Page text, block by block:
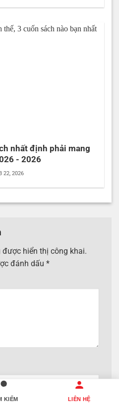
nhất định phải mang
- 2026
22, 2026
được hiển thị công khai.
đánh dấu *
KIẾM LIÊN HỆ